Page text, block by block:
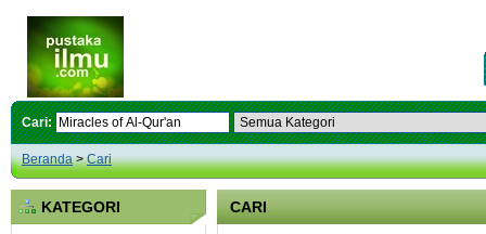
Cari:
Beranda>Cari
KATEGORI CARI